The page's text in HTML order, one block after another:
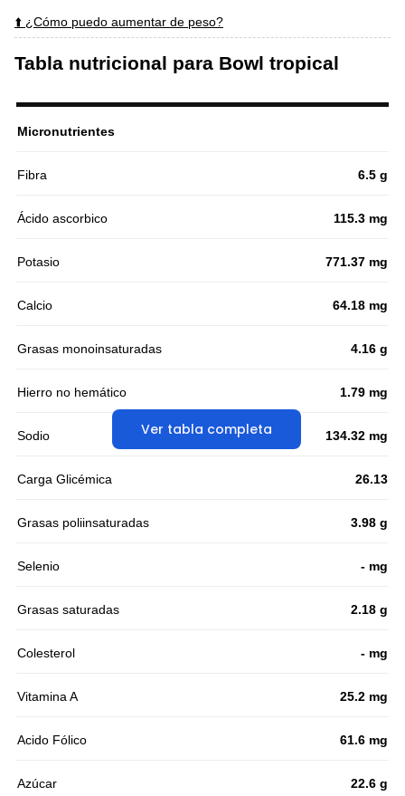
⬆️ ¿Cómo puedo aumentar de peso?
Tabla nutricional para Bowl tropical
Ver tabla completa
Micronutrientes
Fibra 6.5 g
Ácido ascorbico 115.3 mg
Potasio 771.37 mg
Calcio 64.18 mg
Grasas monoinsaturadas 4.16 g
Hierro no hemático 1.79 mg
Sodio 134.32 mg
Carga Glicémica 26.13
Grasas poliinsaturadas 3.98 g
Selenio - mg
Grasas saturadas 2.18 g
Colesterol - mg
Vitamina A 25.2 mg
Acido Fólico 61.6 mg
Azúcar 22.6 g